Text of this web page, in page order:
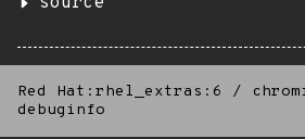
Red Hat:rhel_extras:6 /
debuginfo